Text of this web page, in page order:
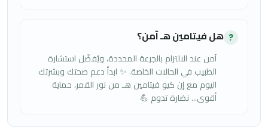
? هل فيتامين هـ آمن؟
آمن عند الالتزام بالجرعة المحددة، ويُفضّل استشارة
الطبيب في الحالات الخاصة. ✨ ابدأ دعم صحتك وبشرتك
اليوم مع إن كيو فيتامين هـ من نور القمر، حماية
أقوى… نضارة تدوم 💪